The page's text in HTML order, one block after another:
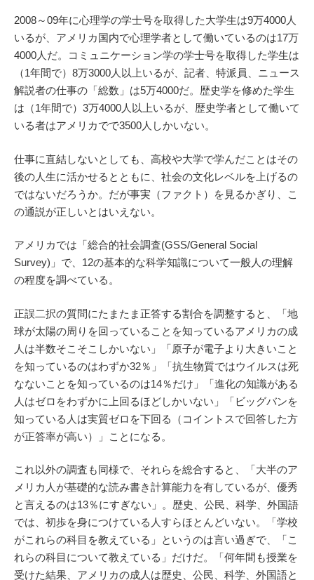
2008～09年に心理学の学士号を取得した大学生は9万4000人
いるが、アメリカ国内で心理学者として働いているのは17万
4000人だ。コミュニケーション学の学士号を取得した学生は
（1年間で）8万3000人以上いるが、記者、特派員、ニュース
解説者の仕事の「総数」は5万4000だ。歴史学を修めた学生
は（1年間で）3万4000人以上いるが、歴史学者として働いて
いる者はアメリカでで3500人しかいない。
仕事に直結しないとしても、高校や大学で学んだことはその
後の人生に活かせるとともに、社会の文化レベルを上げるの
ではないだろうか。だが事実（ファクト）を見るかぎり、こ
の通説が正しいとはいえない。
アメリカでは「総合的社会調査(GSS/General Social
Survey)」で、12の基本的な科学知識について一般人の理解
の程度を調べている。
正誤二択の質問にたまたま正答する割合を調整すると、「地
球が太陽の周りを回っていることを知っているアメリカの成
人は半数そこそこしかいない」「原子が電子より大きいこと
を知っているのはわずか32％」「抗生物質ではウイルスは死
なないことを知っているのは14％だけ」「進化の知識がある
人はゼロをわずかに上回るほどしかいない」「ビッグバンを
知っている人は実質ゼロを下回る（コイントスで回答した方
が正答率が高い）」ことになる。
これ以外の調査も同様で、それらを総合すると、「大半のア
メリカ人が基礎的な読み書き計算能力を有しているが、優秀
と言えるのは13％にすぎない」。歴史、公民、科学、外国語
では、初歩を身につけている人すらほとんどいない。「学校
がこれらの科目を教えている」というのは言い過ぎで、「こ
れらの科目について教えている」だけだ。「何年間も授業を
受けた結果、アメリカの成人は歴史、公民、科学、外国語と